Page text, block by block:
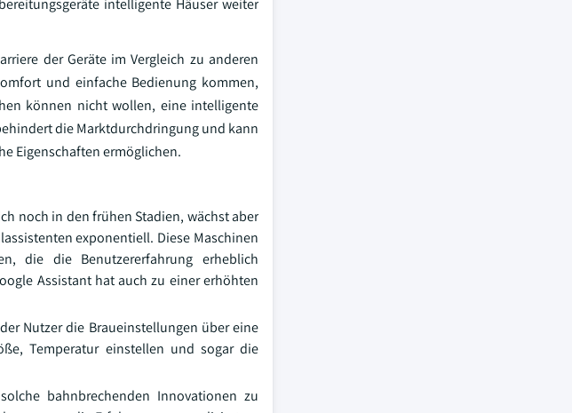
intelligente Häuser weiter
der Geräte im Vergleich zu anderen
und einfache Bedienung kommen,
können nicht wollen, eine intelligente
die Marktdurchdringung und kann
Eigenschaften ermöglichen.
noch in den frühen Stadien, wächst aber
exponentiell. Diese Maschinen
die die Benutzererfahrung erheblich
Assistant hat auch zu einer erhöhten
Nutzer die Braueinstellungen über eine
Temperatur einstellen und sogar die
bahnbrechenden Innovationen zu